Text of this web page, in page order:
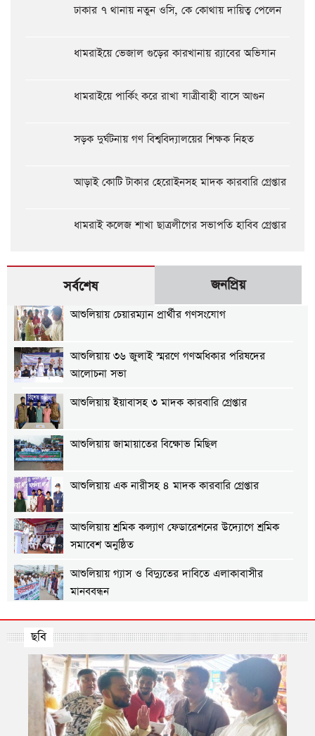
ঢাকার ৭ থানায় নতুন ওসি, কে কোথায় দায়িত্ব পেলেন
ধামরাইয়ে ভেজাল গুড়ের কারখানায় র‌্যাবের অভিযান
ধামরাইয়ে পার্কিং করে রাখা যাত্রীবাহী বাসে আগুন
সড়ক দুর্ঘটনায় গণ বিশ্ববিদ্যালয়ের শিক্ষক নিহত
আড়াই কোটি টাকার হেরোইনসহ মাদক কারবারি গ্রেপ্তার
ধামরাই কলেজ শাখা ছাত্রলীগের সভাপতি হাবিব গ্রেপ্তার
সর্বশেষ জনপ্রিয়
আশুলিয়ায় চেয়ারম্যান প্রার্থীর গণসংযোগ
আশুলিয়ায় ৩৬ জুলাই স্মরণে গণঅধিকার পরিষদের
আলোচনা সভা
আশুলিয়ায় ইয়াবাসহ ৩ মাদক কারবারি গ্রেপ্তার
আশুলিয়ায় জামায়াতের বিক্ষোভ মিছিল
আশুলিয়ায় এক নারীসহ ৪ মাদক কারবারি গ্রেপ্তার
আশুলিয়ায় শ্রমিক কল্যাণ ফেডারেশনের উদ্যোগে শ্রমিক
সমাবেশ অনুষ্ঠিত
আশুলিয়ায় গ্যাস ও বিদ্যুতের দাবিতে এলাকাবাসীর
মানববন্ধন
আশুলিয়ায় প্রীতি ফুটবল ম্যাচ অনুষ্ঠিত
আশুলিয়ায় শিল্প প্রতিষ্ঠানে নিরবিচ্ছিন্ন গ্যাস ও বিদ্যুৎ
সরবরাহের দাবিতে মানববন্ধন
আশুলিয়ায় বিকাশের ২ কোটি ৩৫ লাখ টাকা আত্মসাৎ করে
ভারতে পালানোর চেষ্টা, গ্রেপ্তার ২
ছবি